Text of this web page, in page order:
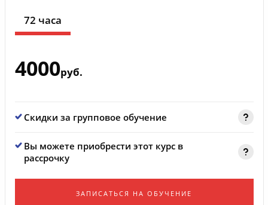
72 часа
4000руб.
Скидки за групповое обучение
Вы можете приобрести этот курс в
рассрочку
ЗАПИСАТЬСЯ НА ОБУЧЕНИЕ